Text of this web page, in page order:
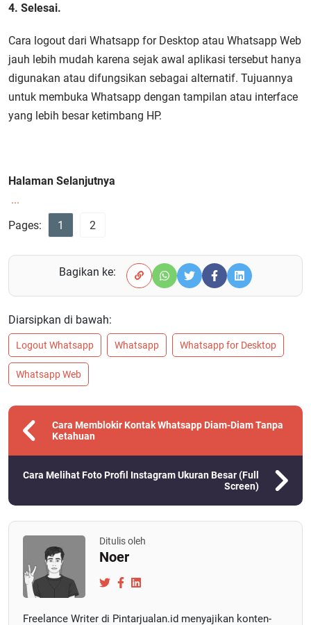
4. Selesai.
Cara logout dari Whatsapp for Desktop atau Whatsapp Web
jauh lebih mudah karena sejak awal aplikasi tersebut hanya
digunakan atau difungsikan sebagai alternatif. Tujuannya
untuk membuka Whatsapp dengan tampilan atau interface
yang lebih besar ketimbang HP.
Halaman Selanjutnya
...
Pages:
1 2
Bagikan ke:
Diarsipkan di bawah:
Logout Whatsapp Whatsapp Whatsapp for Desktop
Whatsapp Web
Cara Memblokir Kontak Whatsapp Diam-Diam Tanpa
Ketahuan
Cara Melihat Foto Profil Instagram Ukuran Besar (Full
Screen)
Ditulis oleh
Noer
Freelance Writer di Pintarjualan.id menyajikan konten-